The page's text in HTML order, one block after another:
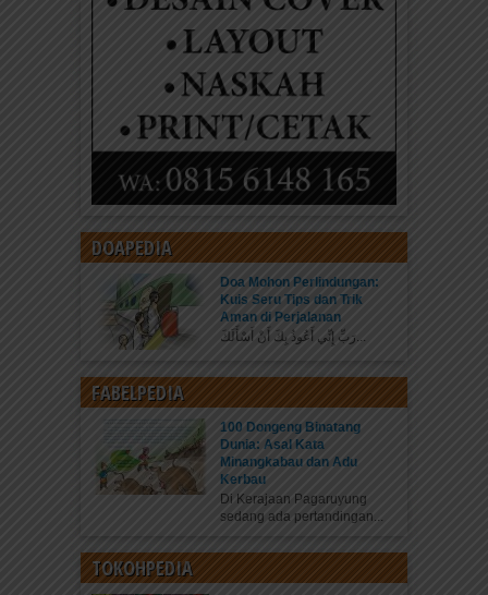
DOAPEDIA
Doa Mohon Perlindungan:
Kuis Seru Tips dan Trik
Aman di Perjalanan
رَبِّ إِنِّي أَعُوذُ بِكَ أَنْ أَسْأَلَكَ...
FABELPEDIA
100 Dongeng Binatang
Dunia: Asal Kata
Minangkabau dan Adu
Kerbau
Di Kerajaan Pagaruyung
sedang ada pertandingan...
TOKOHPEDIA